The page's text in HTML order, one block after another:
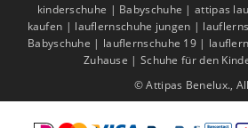
kinderschuhe | Babyschuhe |attipas
kaufen | lauflernschuhe jungen |
Babyschuhe | lauflernschuhe 19 |
Zuhause | Schuhe für den
© Attipas Benelux.,